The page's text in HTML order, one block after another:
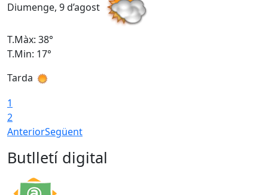
Diumenge, 9 d’agost
T.Màx: 38°
T.Min: 17°
Tarda
1
2
AnteriorSegüent
Butlletí digital